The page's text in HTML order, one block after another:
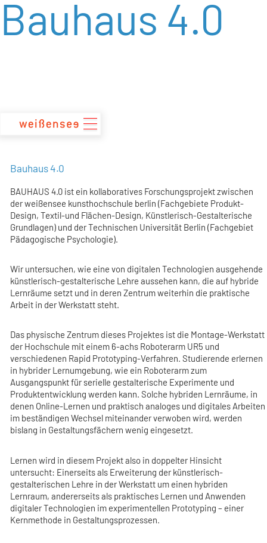
zum
Inhalt
Bauhaus 4.0
Bauhaus 4.0
BAUHAUS 4.0 ist ein kollaboratives Forschungsprojekt zwischen
der weißensee kunsthochschule berlin (Fachgebiete Produkt-
Design, Textil-und Flächen-Design, Künstlerisch-Gestalterische
Grundlagen) und der Technischen Universität Berlin (Fachgebiet
Pädagogische Psychologie).
Wir untersuchen, wie eine von digitalen Technologien ausgehende
künstlerisch-gestalterische Lehre aussehen kann, die auf hybride
Lernräume setzt und in deren Zentrum weiterhin die praktische
Arbeit in der Werkstatt steht.
Das physische Zentrum dieses Projektes ist die Montage-Werkstatt
der Hochschule mit einem 6-achs Roboterarm UR5 und
verschiedenen Rapid Prototyping-Verfahren. Studierende erlernen
in hybrider Lernumgebung, wie ein Roboterarm zum
Ausgangspunkt für serielle gestalterische Experimente und
Produktentwicklung werden kann. Solche hybriden Lernräume, in
denen Online-Lernen und praktisch analoges und digitales Arbeiten
im beständigen Wechsel miteinander verwoben wird, werden
bislang in Gestaltungsfächern wenig eingesetzt.
Lernen wird in diesem Projekt also in doppelter Hinsicht
untersucht: Einerseits als Erweiterung der künstlerisch-
gestalterischen Lehre in der Werkstatt um einen hybriden
Lernraum, andererseits als praktisches Lernen und Anwenden
digitaler Technologien im experimentellen Prototyping – einer
Kernmethode in Gestaltungsprozessen.